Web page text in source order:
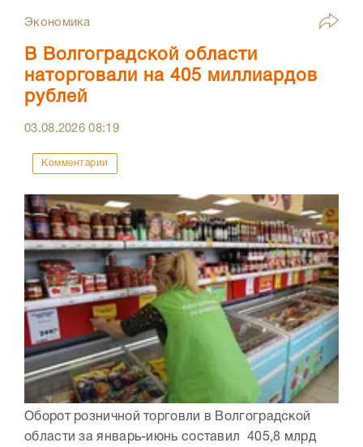
Экономика
В Волгоградской области
наторговали на 405 миллиардов
рублей
03.08.202608:19
Комментарии
Оборот розничной торговли в Волгоградской
области за январь-июнь составил 405,8 млрд